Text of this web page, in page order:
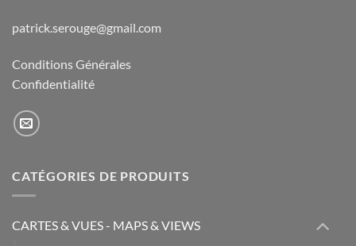
patrick.serouge@gmail.com
Conditions Générales
Confidentialité
CATÉGORIES DE PRODUITS
CARTES & VUES - MAPS & VIEWS